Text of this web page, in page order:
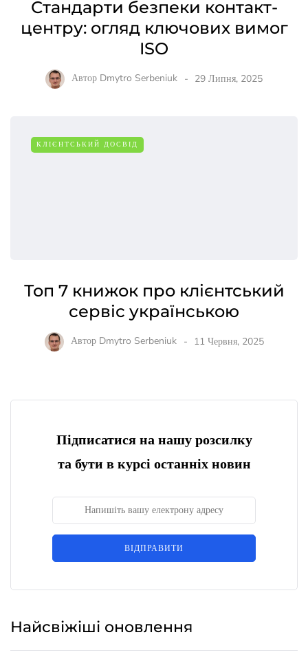
Стандарти безпеки контакт-
центру: огляд ключових вимог
ISO
Автор Dmytro Serbeniuk 29 Липня, 2025
КЛІЄНТСЬКИЙ ДОСВІД
Топ 7 книжок про клієнтський
сервіс українською
Автор Dmytro Serbeniuk 11 Червня, 2025
Підписатися на нашу розсилку
та бути в курсі останніх новин
ВІДПРАВИТИ
Найсвіжіші оновлення